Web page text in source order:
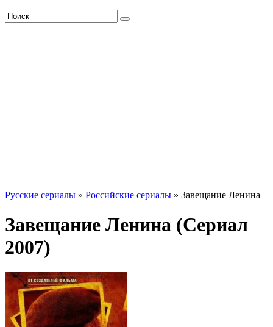
Русские сериалы » Российские сериалы » Завещание Ленина
Завещание Ленина (Сериал
2007)